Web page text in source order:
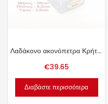
Λαδάκονο ακονόπετρα Κρήτης 1.47kg.
€39.65
Διαβάστε περισσότερα